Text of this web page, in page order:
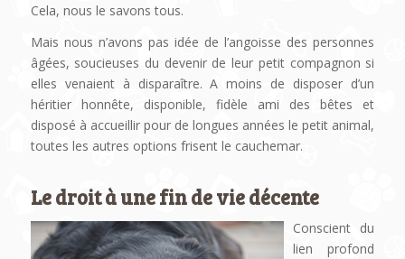
Cela, nous le savons tous.
Mais nous n’avons pas idée de l’angoisse des personnes
âgées, soucieuses du devenir de leur petit compagnon si
elles venaient à disparaître. A moins de disposer d’un
héritier honnête, disponible, fidèle ami des bêtes et
disposé à accueillir pour de longues années le petit animal,
toutes les autres options frisent le cauchemar.
Le droit à une fin de vie décente
Conscient du
lien profond